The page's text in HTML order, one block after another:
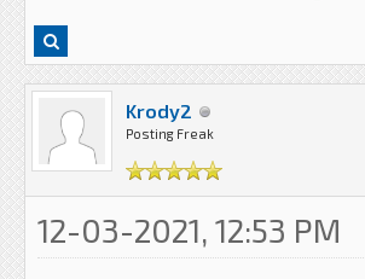
Krody2
Posting Freak
12-03-2021, 12:53 PM